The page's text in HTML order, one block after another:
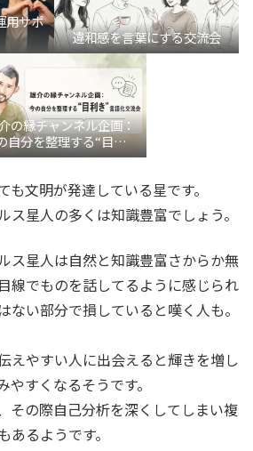
用サポ
違和感を言葉にする交流会
の縁チャンネル企画：
自分を整理する“目利
き”言語化交流会』
も文明が発達している星です。
ス星人の多くは知識豊富でしょう。
ス星人は自然と知識豊富さからか無
線でものを話してるように感じられ
ない部分で損していると嘆く人も。
えやすい人に出会えると輝きを増し
すくなるそうです。
その際自己分析を深くしてしまい複
るようです。